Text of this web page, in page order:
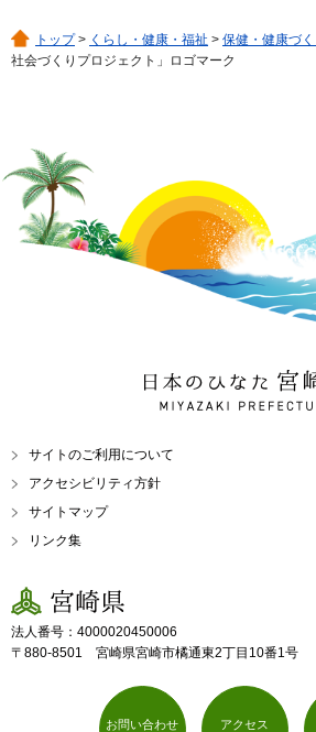
トップ> くらし・健康・福祉 > 保健・健康づく
社会づくりプロジェクト」ロゴマーク
日本のひなた 宮崎県
MIYAZAKI
サイトのご利用について
アクセシビリティ方針
サイトマップ
リンク集
宮崎県
法人番号：4000020450006
〒880-8501 宮崎県宮崎市橘通東2丁目10番1号
お問い合わせ アクセス